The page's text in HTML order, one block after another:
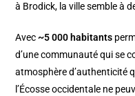
à Brodick, la ville semble à
Avec~5 000 habitants
d’une communauté qui se
atmosphère d’authenticité
l’Écosse occidentale ne